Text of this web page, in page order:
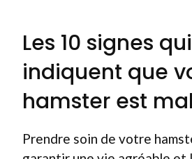
Les 10 signes qui
indiquent que
hamster est
Prendre soin de votre